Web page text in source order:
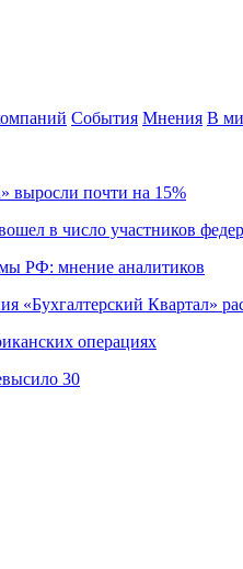
События Мнения В
выросли почти на 15%
в число участников
РФ: мнение аналитиков
«Бухгалтерский Квартал»
операциях
30